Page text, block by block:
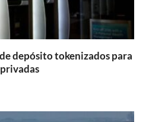
depósito tokenizados para